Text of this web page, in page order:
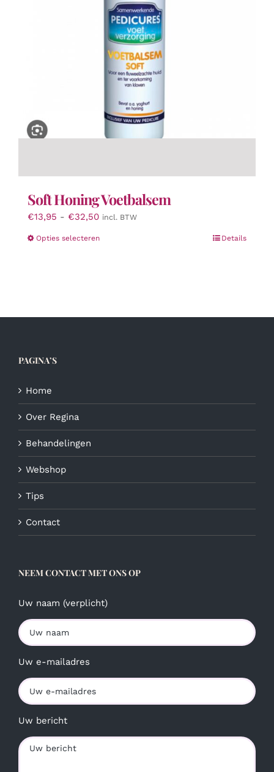
Soft Honing Voetbalsem
€13,95 - €32,50Prijsklasse:
tot
incl. BTW
Opties selecterenDit
optie
Details
PAGINA’S
Home
Over Regina
Behandelingen
Webshop
Tips
Contact
NEEM CONTACT MET ONS OP
Uw naam (verplicht)
Uw e-mailadres
Uw bericht